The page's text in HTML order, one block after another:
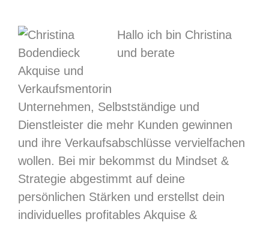
Hallo ich bin Christina
und berate
Unternehmen, Selbstständige und
Dienstleister die mehr Kunden gewinnen
und ihre Verkaufsabschlüsse vervielfachen
wollen. Bei mir bekommst du Mindset &
Strategie abgestimmt auf deine
persönlichen Stärken und erstellst dein
individuelles profitables Akquise &